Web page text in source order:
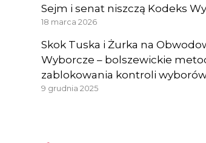
Sejm i senat niszczą Kodeks
18 marca 2026
Skok Tuska i Żurka na
Wyborcze – bolszewickie
zablokowania kontroli
9 grudnia 2025